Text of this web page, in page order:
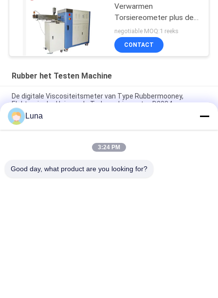
Verwarmen
Torsiereometer plus de
Waaier 0-300Nm van de
Mixertorsie
negotiable MOQ:1 reeks
CONTACT
Rubber het Testen Machine
De digitale Viscositeitsmeter van Type Rubbermooney,
Elektronische Universele Trekmachine astm-D2084
Het laboratorium gebruikte Enige de Reometer van de
Spaandercontrole Rubber het Testen Machine zonder Rotor
IS0 180 Elektronische Charpy-Effect Mechanische het Testen
Luna
3:24 PM
Good day, what product are you looking for?